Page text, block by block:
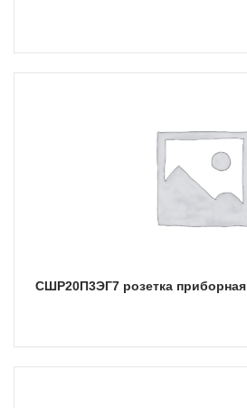
СШР20П3ЭГ7 розетка приборная